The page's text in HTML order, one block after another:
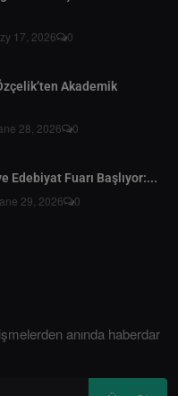
17, 2026 0
Akademik
28, 2026 0
Edebiyat Fuarı Başlıyor:...
29, 2026 0
anında haberdar